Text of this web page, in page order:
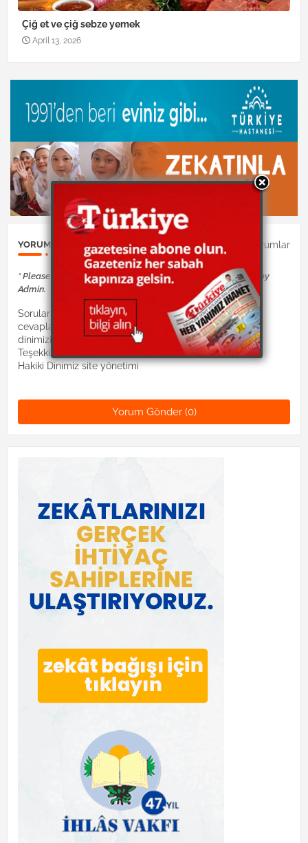
Çiğ et ve çiğ sebze yemek
April 13, 2026
YORUM GÖNDER 0Yorumlar
* Please Don't Spam Here. All the Comments are Reviewed by
Admin.
Sorularınız Dinimiz İslam hocaları tarafından
cevaplandırılacaktır. Lütfen suallerinizi:
dinimizislam2@gmail.com mail adresine gönderiniz.
Teşekkürler.
Hakiki Dinimiz site yönetimi
Yorum Gönder (0)